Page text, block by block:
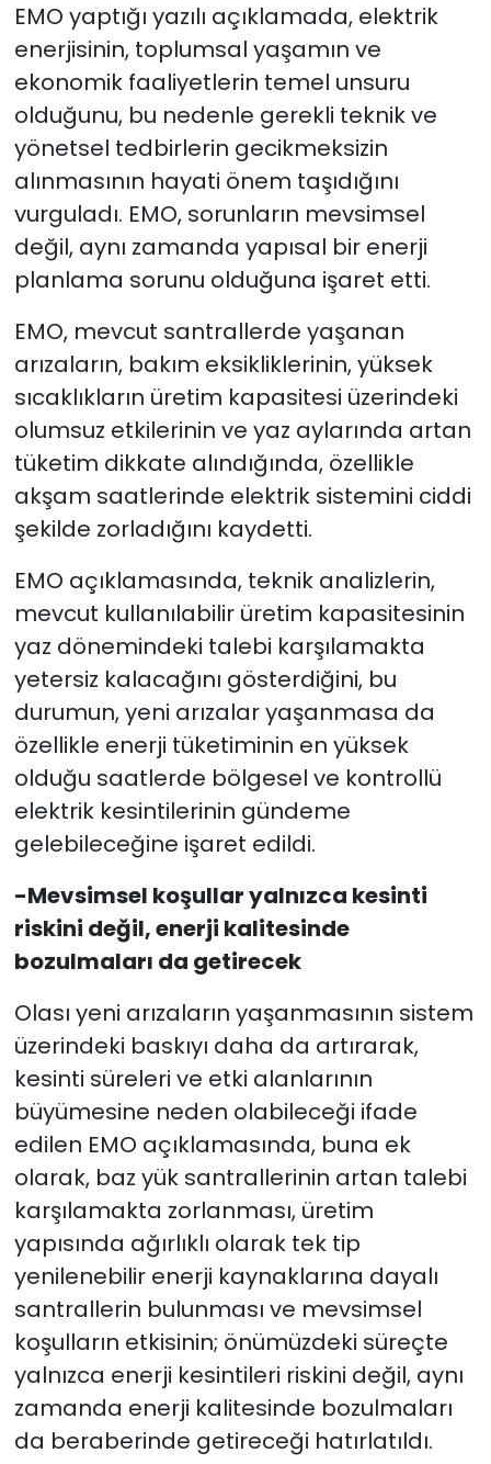
EMO yaptığı yazılı açıklamada, elektrik
enerjisinin, toplumsal yaşamın ve
ekonomik faaliyetlerin temel unsuru
olduğunu, bu nedenle gerekli teknik ve
yönetsel tedbirlerin gecikmeksizin
alınmasının hayati önem taşıdığını
vurguladı. EMO, sorunların mevsimsel
değil, aynı zamanda yapısal bir enerji
planlama sorunu olduğuna işaret etti.
EMO, mevcut santrallerde yaşanan
arızaların, bakım eksikliklerinin, yüksek
sıcaklıkların üretim kapasitesi üzerindeki
olumsuz etkilerinin ve yaz aylarında artan
tüketim dikkate alındığında, özellikle
akşam saatlerinde elektrik sistemini ciddi
şekilde zorladığını kaydetti.
EMO açıklamasında, teknik analizlerin,
mevcut kullanılabilir üretim kapasitesinin
yaz dönemindeki talebi karşılamakta
yetersiz kalacağını gösterdiğini, bu
durumun, yeni arızalar yaşanmasa da
özellikle enerji tüketiminin en yüksek
olduğu saatlerde bölgesel ve kontrollü
elektrik kesintilerinin gündeme
gelebileceğine işaret edildi.
-Mevsimsel koşullar yalnızca kesinti
riskini değil, enerji kalitesinde
bozulmaları da getirecek
Olası yeni arızaların yaşanmasının sistem
üzerindeki baskıyı daha da artırarak,
kesinti süreleri ve etki alanlarının
büyümesine neden olabileceği ifade
edilen EMO açıklamasında, buna ek
olarak, baz yük santrallerinin artan talebi
karşılamakta zorlanması, üretim
yapısında ağırlıklı olarak tek tip
yenilenebilir enerji kaynaklarına dayalı
santrallerin bulunması ve mevsimsel
koşulların etkisinin; önümüzdeki süreçte
yalnızca enerji kesintileri riskini değil, aynı
zamanda enerji kalitesinde bozulmaları
da beraberinde getireceği hatırlatıldı.